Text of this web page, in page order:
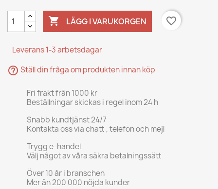
 LÄGG I VARUKORGEN favorite_border
Leverans 1-3 arbetsdagar
help_outline Ställ din fråga om produkten innan köp
Fri frakt från 1000 kr
Beställningar skickas i regel inom 24 h
Snabb kundtjänst 24/7
Kontakta oss via chatt , telefon och mejl
Trygg e-handel
Välj något av våra säkra betalningssätt
Över 10 år i branschen
Mer än 200 000 nöjda kunder